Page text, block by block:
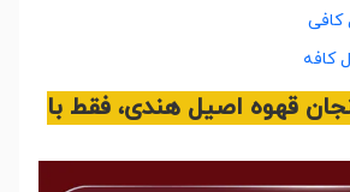
کافی
کافه
قهوه اصیل هندی، فقط با